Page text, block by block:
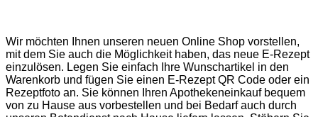
Wir möchten Ihnen unseren neuen Online Shop vorstellen,
mit dem Sie auch die Möglichkeit haben, das neue E-Rezept
einzulösen. Legen Sie einfach Ihre Wunschartikel in den
Warenkorb und fügen Sie einen E-Rezept QR Code oder ein
Rezeptfoto an. Sie können Ihren Apothekeneinkauf bequem
von zu Hause aus vorbestellen und bei Bedarf auch durch